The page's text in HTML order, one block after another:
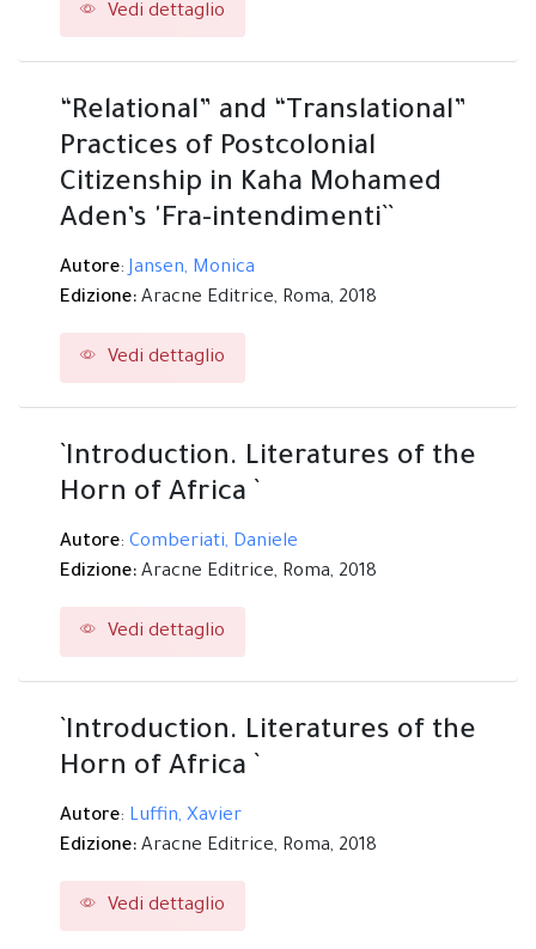
Vedi dettaglio
“Relational” and “Translational”
Practices of Postcolonial
Citizenship in Kaha Mohamed
Aden’s 'Fra-intendimenti``
Autore: Jansen, Monica
Edizione: Aracne Editrice, Roma, 2018
Vedi dettaglio
`Introduction. Literatures of the
Horn of Africa `
Autore: Comberiati, Daniele
Edizione: Aracne Editrice, Roma, 2018
Vedi dettaglio
`Introduction. Literatures of the
Horn of Africa `
Autore: Luffin, Xavier
Edizione: Aracne Editrice, Roma, 2018
Vedi dettaglio